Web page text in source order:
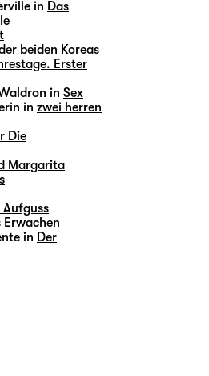
in Das
beiden Koreas
Erster
in Sex
in zwei herren
Die
Margarita
Aufguss
Erwachen
in Der